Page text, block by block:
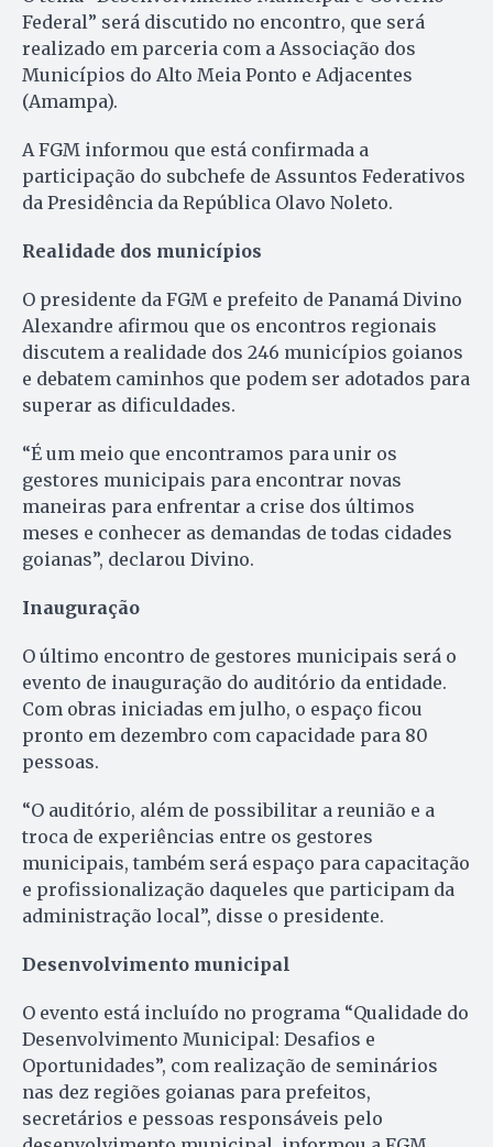
Federal” será discutido no encontro, que será
realizado em parceria com a Associação dos
Municípios do Alto Meia Ponto e Adjacentes
(Amampa).
A FGM informou que está confirmada a
participação do subchefe de Assuntos Federativos
da Presidência da República Olavo Noleto.
Realidade dos municípios
O presidente da FGM e prefeito de Panamá Divino
Alexandre afirmou que os encontros regionais
discutem a realidade dos 246 municípios goianos
e debatem caminhos que podem ser adotados para
superar as dificuldades.
“É um meio que encontramos para unir os
gestores municipais para encontrar novas
maneiras para enfrentar a crise dos últimos
meses e conhecer as demandas de todas cidades
goianas”, declarou Divino.
Inauguração
O último encontro de gestores municipais será o
evento de inauguração do auditório da entidade.
Com obras iniciadas em julho, o espaço ficou
pronto em dezembro com capacidade para 80
pessoas.
“O auditório, além de possibilitar a reunião e a
troca de experiências entre os gestores
municipais, também será espaço para capacitação
e profissionalização daqueles que participam da
administração local”, disse o presidente.
Desenvolvimento municipal
O evento está incluído no programa “Qualidade do
Desenvolvimento Municipal: Desafios e
Oportunidades”, com realização de seminários
nas dez regiões goianas para prefeitos,
secretários e pessoas responsáveis pelo